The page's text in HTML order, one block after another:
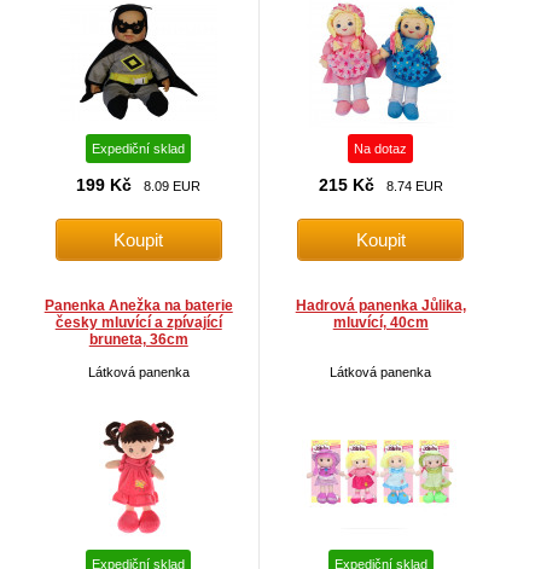
Expediční sklad
199 Kč 8.09 EUR
Na dotaz
215 Kč 8.74 EUR
Panenka Anežka na baterie
česky mluvící a zpívající
bruneta, 36cm
Látková panenka
Expediční sklad
Hadrová panenka Jůlika,
mluvící, 40cm
Látková panenka
Expediční sklad